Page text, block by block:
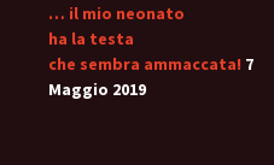
… il mio neonato
ha la testa
che sembra ammaccata! 7
Maggio 2019